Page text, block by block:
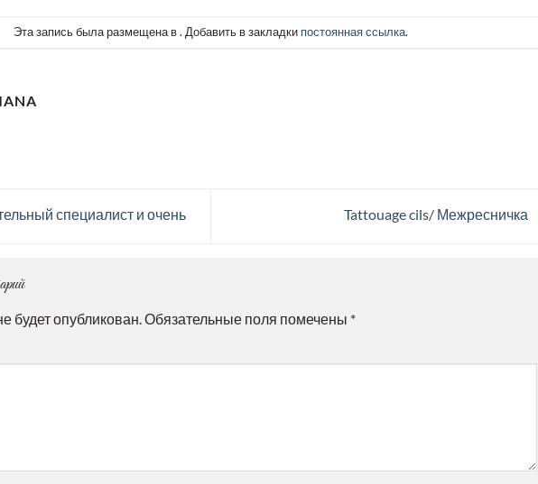
Эта запись была размещена в . Добавить в закладки постоянная ссылка.
специалист и очень Tattouage cils/ Межресничка
будет опубликован.Обязательные поля помечены *